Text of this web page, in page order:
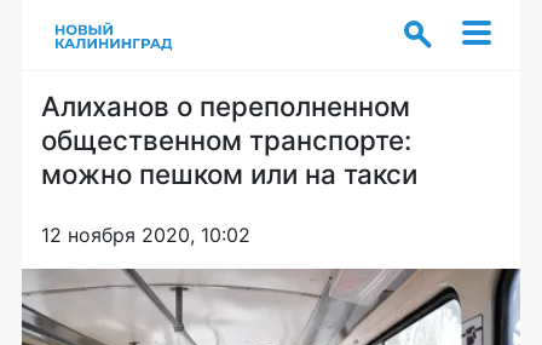
Алиханов о переполненном
общественном транспорте:
можно пешком или на такси
12 ноября 2020, 10:02